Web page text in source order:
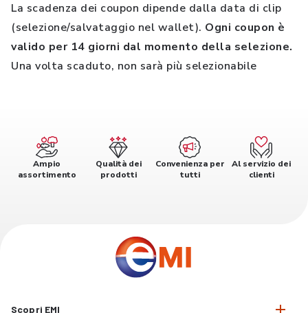
La scadenza dei coupon dipende dalla data di clip
(selezione/salvataggio nel wallet). Ogni coupon è
valido per 14 giorni dal momento della selezione.
Una volta scaduto, non sarà più selezionabile
Ampio
assortimento
Qualità dei
prodotti
Convenienza per
tutti
Al servizio dei
clienti
Scopri EMI